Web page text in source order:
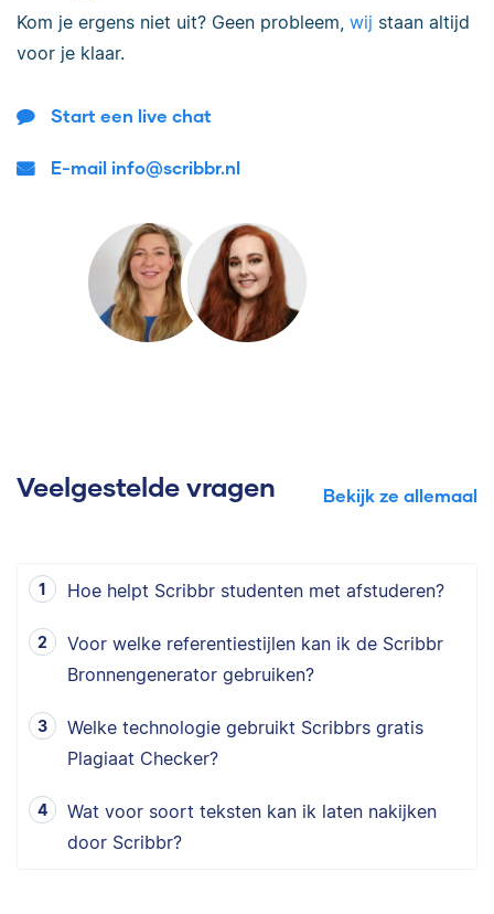
Kom je ergens niet uit? Geen probleem, wij staan altijd
voor je klaar.
Start een live chat
E-mail info@scribbr.nl
Veelgestelde vragen Bekijk ze allemaal
Hoe helpt Scribbr studenten met afstuderen?
Voor welke referentiestijlen kan ik de Scribbr
Bronnengenerator gebruiken?
Welke technologie gebruikt Scribbrs gratis
Plagiaat Checker?
Wat voor soort teksten kan ik laten nakijken
door Scribbr?